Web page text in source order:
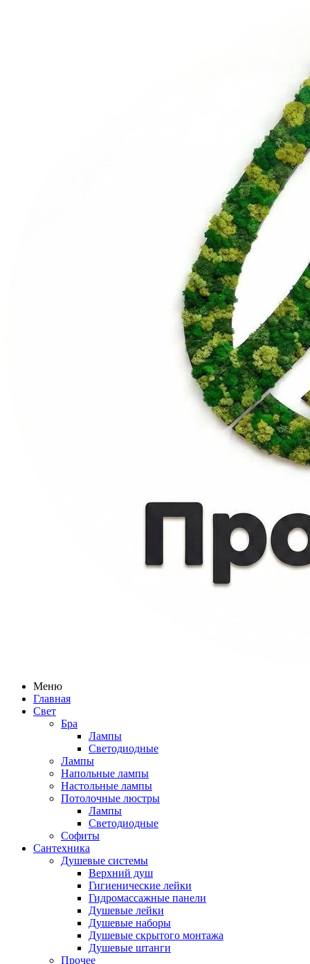
Меню
Главная
Свет
Бра
Лампы
Светодиодные
Лампы
Напольные лампы
Настольные лампы
Потолочные люстры
Лампы
Светодиодные
Софиты
Сантехника
Душевые системы
Верхний душ
Гигиенические лейки
Гидромассажные панели
Душевые лейки
Душевые наборы
Душевые скрытого монтажа
Душевые штанги
Прочее